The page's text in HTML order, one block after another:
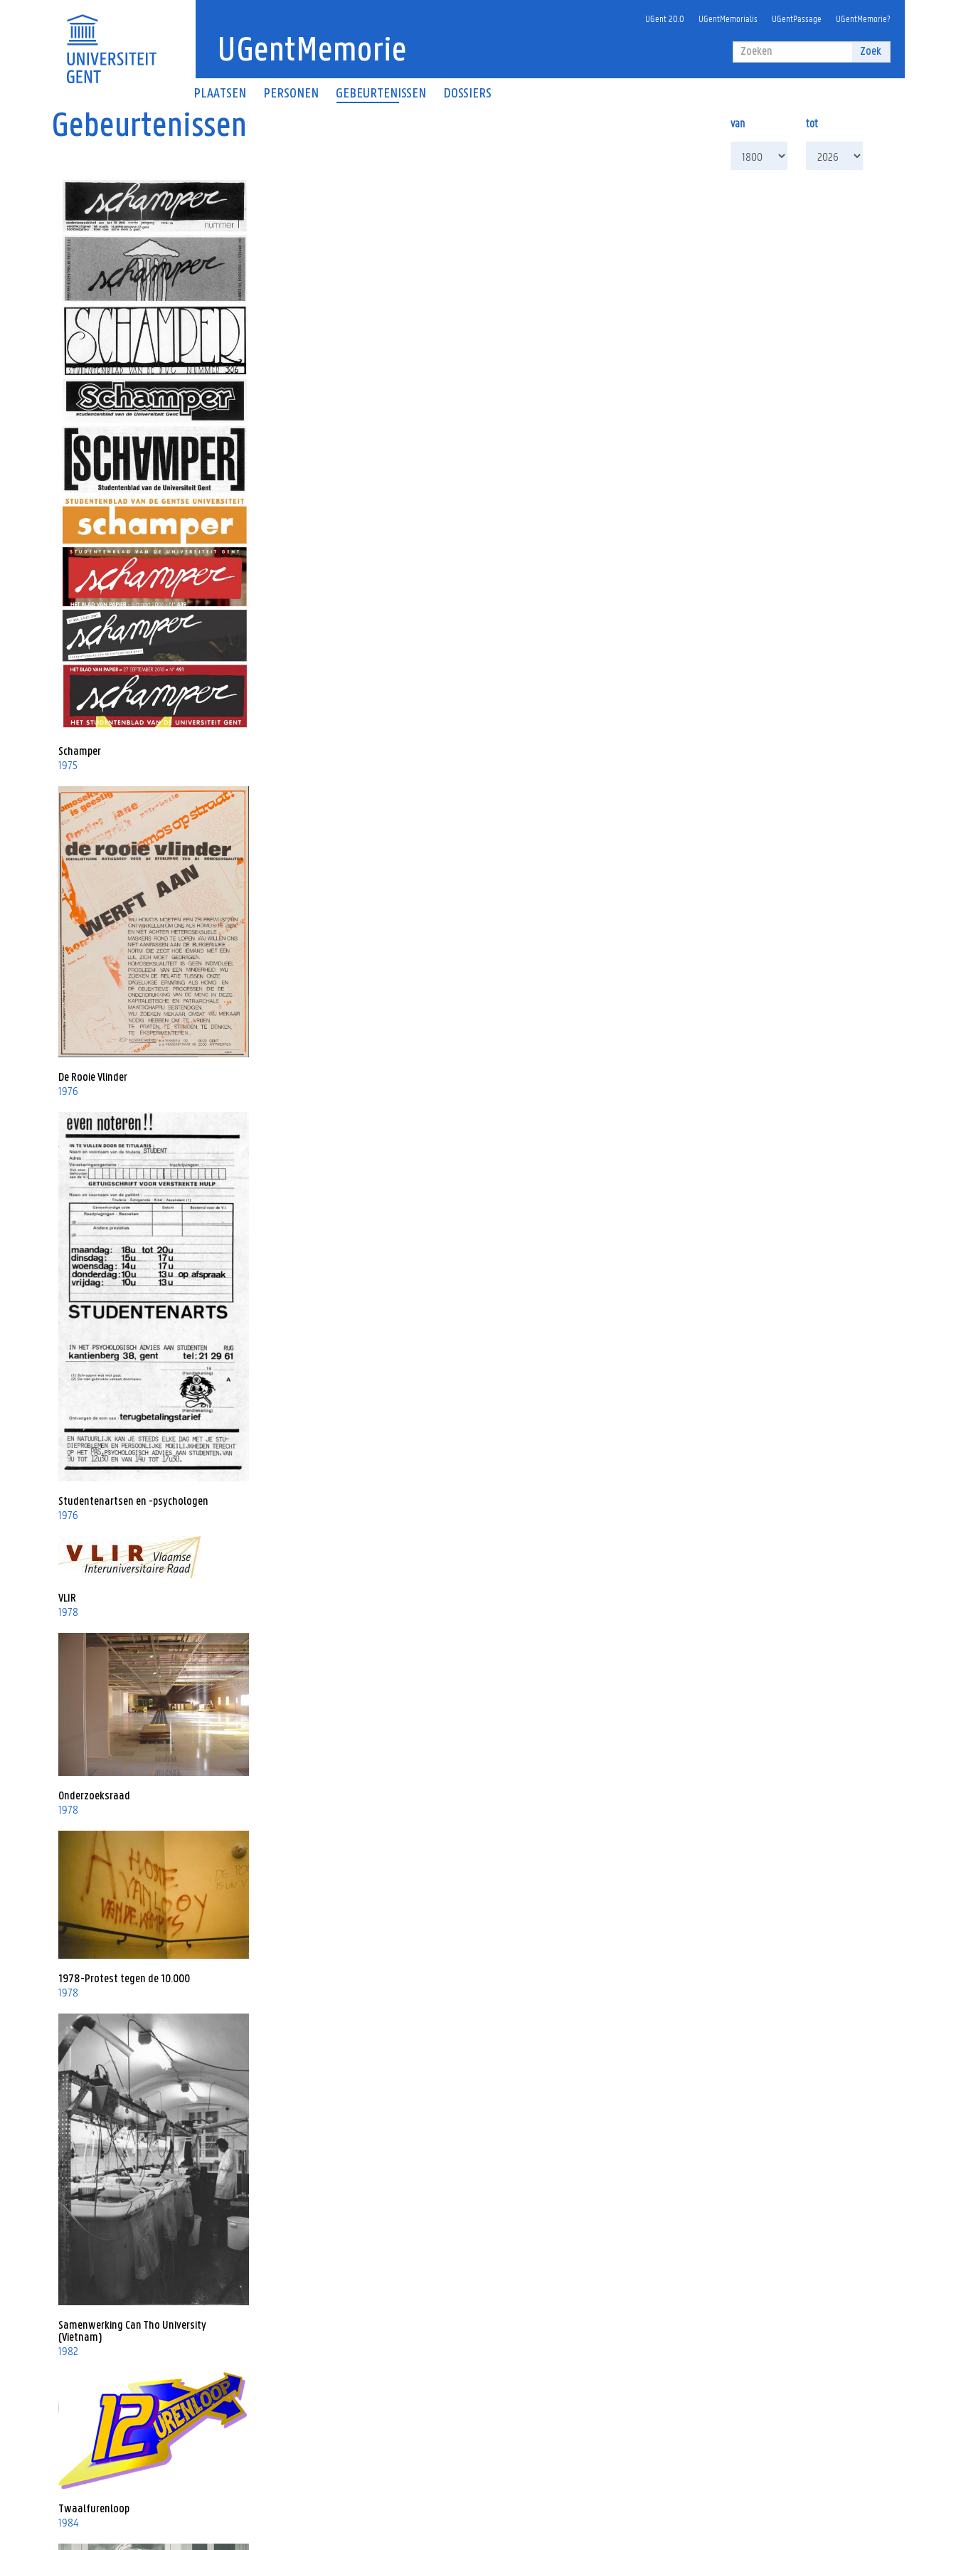
UGentMemorie Zoekveld Zoek
Zoeken
UGent 20.0 UGentMemorialis UGentPassage UGentMemorie?
PLAATSEN PERSONEN GEBEURTENISSEN DOSSIERS
Gebeurtenissen van
van
tot
tot
Schamper
1975
De Rooie Vlinder
1976
Studentenartsen en -psychologen
1976
VLIR
1978
Onderzoeksraad
1978
1978-Protest tegen de 10.000
1978
Samenwerking Can Tho University
(Vietnam)
1982
Twaalfurenloop
1984